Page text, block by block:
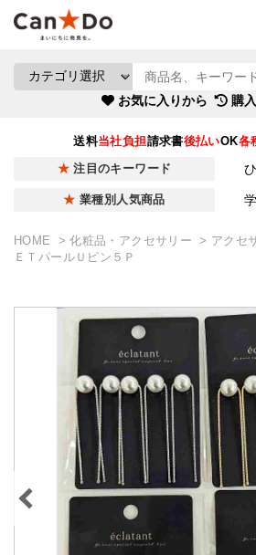
お気に入りから 購
送料当社負担請求書後払いOK各
注目のキーワード
業種別人気商品
HOME 化粧品・アクセサリー
アクセ
ＥＴパールＵピン５Ｐ